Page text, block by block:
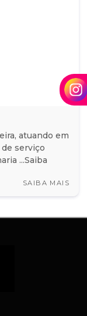
atuando em
serviço
...Saiba
SAIBA MAIS